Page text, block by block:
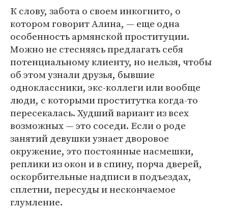
К слову, забота о своем инкогнито, о
котором говорит Алина, — еще одна
особенность армянской проституции.
Можно не стесняясь предлагать себя
потенциальному клиенту, но нельзя, чтобы
об этом узнали друзья, бывшие
одноклассники, экс-коллеги или вообще
люди, с которыми проститутка когда-то
пересекалась. Худший вариант из всех
возможных — это соседи. Если о роде
занятий девушки узнает дворовое
окружение, это постоянные насмешки,
реплики из окон и в спину, порча дверей,
оскорбительные надписи в подъездах,
сплетни, пересуды и нескончаемое
глумление.